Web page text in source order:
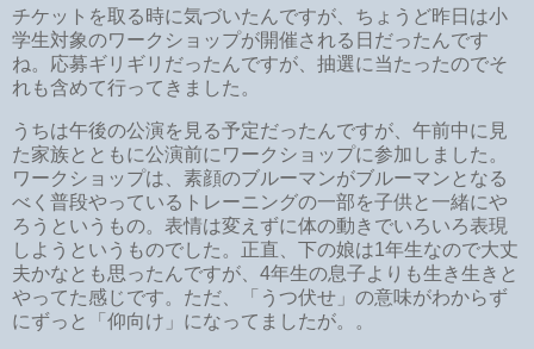
チケットを取る時に気づいたんですが、ちょうど昨日は小
学生対象のワークショップが開催される日だったんです
ね。応募ギリギリだったんですが、抽選に当たったのでそ
れも含めて行ってきました。
うちは午後の公演を見る予定だったんですが、午前中に見
た家族とともに公演前にワークショップに参加しました。
ワークショップは、素顔のブルーマンがブルーマンとなる
べく普段やっているトレーニングの一部を子供と一緒にや
ろうというもの。表情は変えずに体の動きでいろいろ表現
しようというものでした。正直、下の娘は1年生なので大丈
夫かなとも思ったんですが、4年生の息子よりも生き生きと
やってた感じです。ただ、「うつ伏せ」の意味がわからず
にずっと「仰向け」になってましたが。。